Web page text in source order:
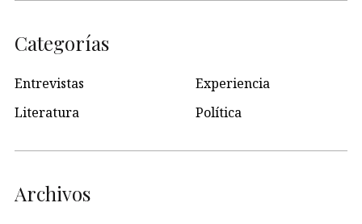
Categorías
Entrevistas
Experiencia
Literatura
Política
Archivos